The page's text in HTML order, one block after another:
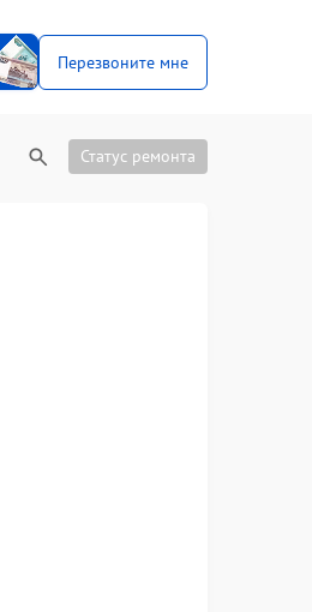
Перезвоните мне
Статус ремонта